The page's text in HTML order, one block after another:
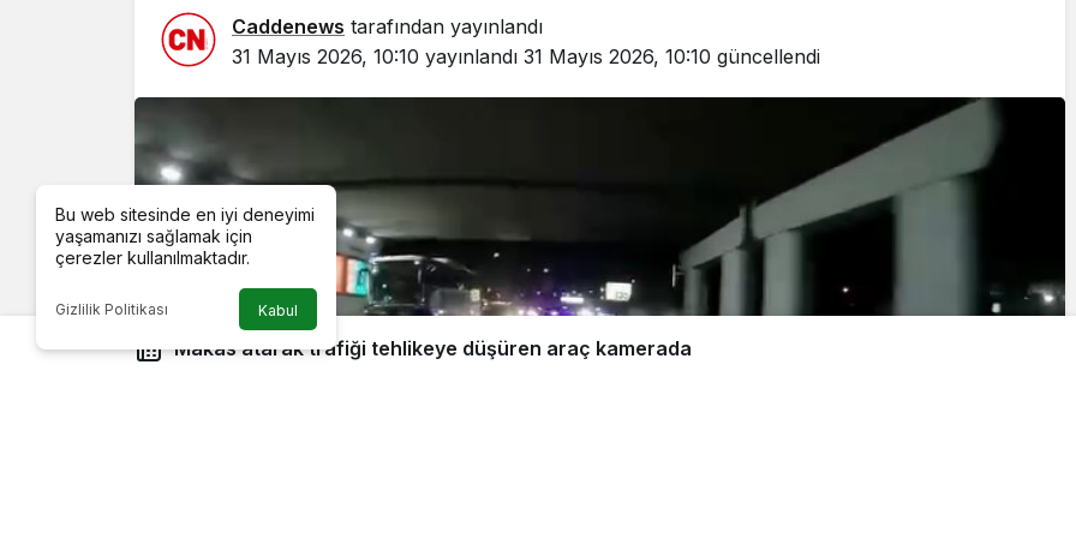
Caddenews tarafından yayınlandı
31 Mayıs 2026, 10:10 yayınlandı 31 Mayıs 2026, 10:10 güncellendi
Makas atarak trafiği tehlikeye düşüren araç kamerada
Bu web sitesinde en iyi deneyimi
yaşamanızı sağlamak için
çerezler kullanılmaktadır.
Gizlilik Politikası Kabul